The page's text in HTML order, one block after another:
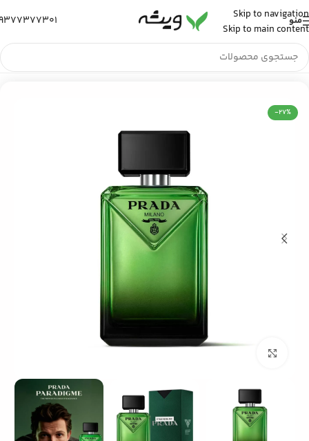
Skip to navigation
Skip to main content
منو
خانه عطر و ادکلن
-27%